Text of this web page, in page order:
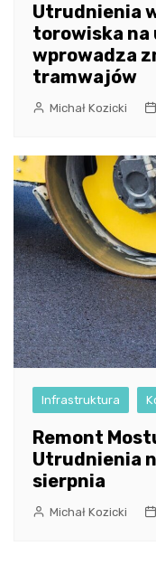
Utrudnienia
torowiska
wprowadza
tramwajów
Michał Kozicki
Infrastruktura
Remont
Utrudnienia
sierpnia
Michał Kozicki